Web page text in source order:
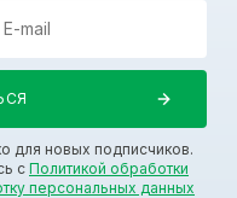
для новых подписчиков.
с Политикой обработки
персональных данных